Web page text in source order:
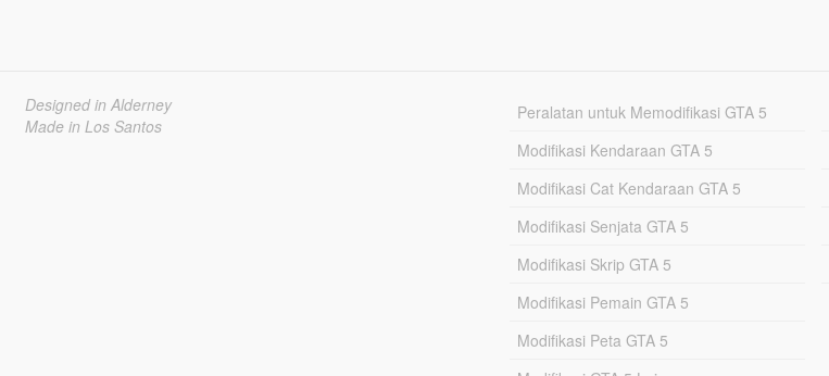
Designed in Alderney
Made in Los Santos
Peralatan untuk Memodifikasi GTA 5
Modifikasi Kendaraan GTA 5
Modifikasi Cat Kendaraan GTA 5
Modifikasi Senjata GTA 5
Modifikasi Skrip GTA 5
Modifikasi Pemain GTA 5
Modifikasi Peta GTA 5